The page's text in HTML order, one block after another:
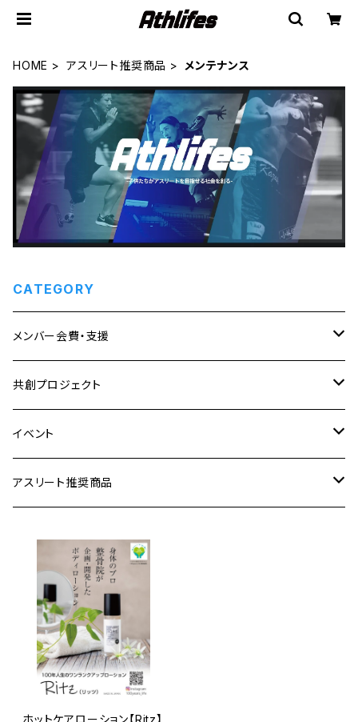
HOME アスリート推奨商品 メンテナンス
CATEGORY
メンバー会費・支援
顧問(評議員)
スポンサー
アスリート
共創プロジェクト
アスリート共育資格
アスリートPR事業
イベント
協賛・支援チケット
アスリート推奨商品
メンテナンス
ホットケアローション【Ritz】